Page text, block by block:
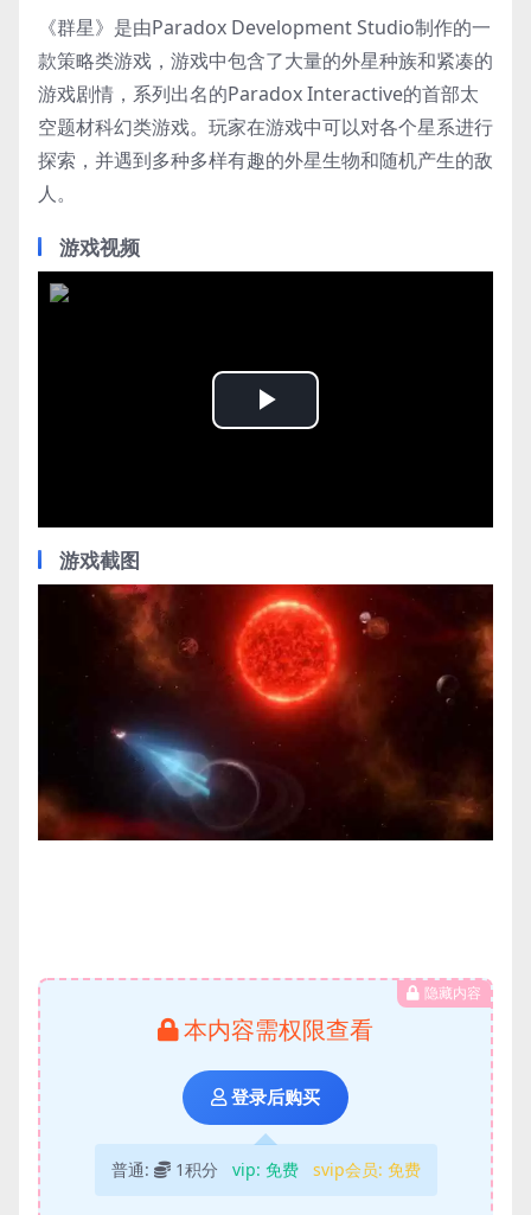
《群星》是由Paradox Development Studio制作的一
款策略类游戏，游戏中包含了大量的外星种族和紧凑的
游戏剧情，系列出名的Paradox Interactive的首部太
空题材科幻类游戏。玩家在游戏中可以对各个星系进行
探索，并遇到多种多样有趣的外星生物和随机产生的敌
人。
游戏视频
Play
游戏截图
隐藏内容
本内容需权限查看
登录后购买
普通: 1积分 vip: 免费 svip会员: 免费